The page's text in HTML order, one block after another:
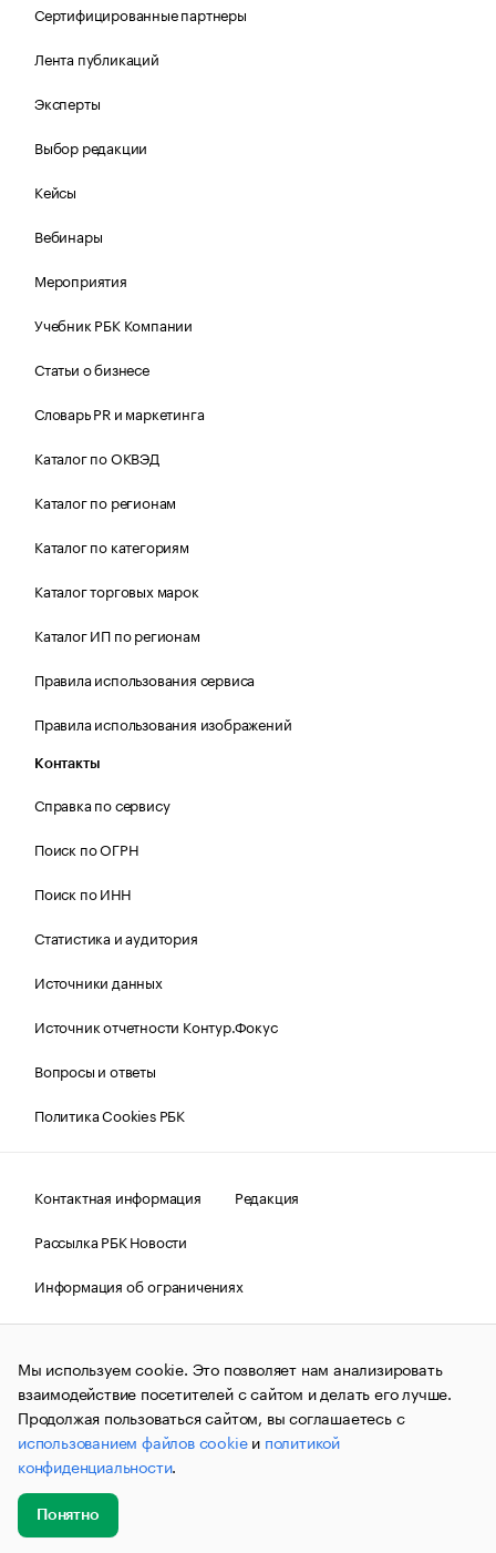
Сертифицированные партнеры
Лента публикаций
Эксперты
Выбор редакции
Кейсы
Вебинары
Мероприятия
Учебник РБК Компании
Статьи о бизнесе
Словарь PR и маркетинга
Каталог по ОКВЭД
Каталог по регионам
Каталог по категориям
Каталог торговых марок
Каталог ИП по регионам
Правила использования сервиса
Правила использования изображений
Контакты
Справка по сервису
Поиск по ОГРН
Поиск по ИНН
Статистика и аудитория
Источники данных
Источник отчетности Контур.Фокус
Вопросы и ответы
Политика Cookies РБК
Контактная информация
Редакция
Рассылка РБК Новости
Информация об ограничениях
Правовая информация
О соблюдении авторских прав
© АО «РОСБИЗНЕСКОНСАЛТИНГ»,1995–2026.Сообщения
и материалы информационного агентства «РБК»
(зарегистрировано Федеральной службой по надзору в сфере
связи, информационных технологий и массовых
коммуникаций (Роскомнадзор) 09.12.2015 за номером ИА
№ФС77-63848) сопровождаются пометкой «РБК». Отдельные
публикации могут содержать информацию,
не предназначенную для пользователей
до 18 лет.
Мы используем cookie. Это позволяет нам анализировать
взаимодействие посетителей с сайтом и делать его лучше.
Продолжая пользоваться сайтом, вы соглашаетесь с
использованием файлов cookieи политикой
конфиденциальности.
Понятно